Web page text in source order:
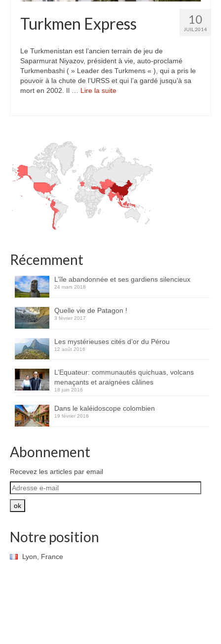
10
JUIL 2014
Turkmen Express
Le Turkmenistan est l’ancien terrain de jeu de
Saparmurat Niyazov, président à vie, auto-proclamé
Turkmenbashi ( » Leader des Turkmens « ), qui a pris le
pouvoir à la chute de l’URSS et qui l’a gardé jusqu’à sa
mort en 2002. Il … Lire la suite­­
Récemment
L’île abandonnée et ses gardiens silencieux
24 mars 2018
Quelle vie de Patagon !
3 février 2017
Les mystérieuses cités d’or du Pérou
12 août 2016
L’Equateur: communautés quichuas, volcans
menaçants et araignées câlines
18 juin 2016
Dans le kaléidoscope colombien
19 février 2016
Abonnement
Recevez les articles par email
Adresse
e-
mail
ok
Notre position
Lyon, France